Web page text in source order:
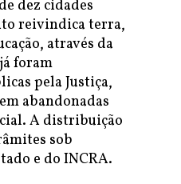
dez cidades
reivindica terra,
através da
foram
pela Justiça,
abandonadas
A distribuição
sob
e do INCRA.